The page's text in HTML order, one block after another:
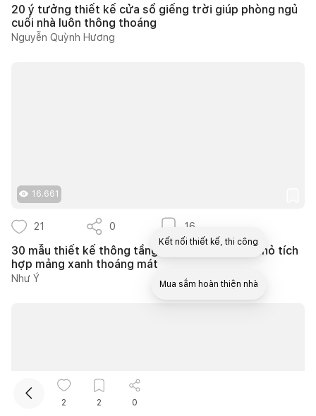
20 ý tưởng thiết kế cửa sổ giếng trời giúp phòng ngủ
cuối nhà luôn thông thoáng
Nguyễn Quỳnh Hương
16.661
21 0 16
30 mẫu thiết kế thông tầng nhà phố diện tích nhỏ tích
hợp mảng xanh thoáng mát
Như Ý
2 2 0
Kết nối thiết kế, thi công
Mua sắm hoàn thiện nhà